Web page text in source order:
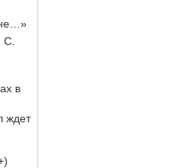
С.
в
ждет